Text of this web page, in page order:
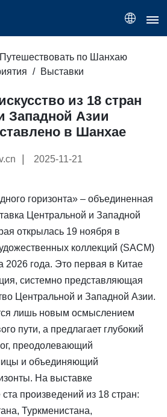
Путешествовать по Шанхаю
Выставки
из 18 стран
Западной Азии
в Шанхае
2025-11-21
горизонта» – объединенная
Центральной и Западной
открылась 19 ноября в
коллекций (SACM)
2026 года. Это первая в Китае
системно представляющая
Центральной и Западной Азии.
лишь новым осмыслением
пути, а предлагает глубокий
преодолевающий
и объединяющий
На выставке
произведений из 18 стран:
Туркменистана,